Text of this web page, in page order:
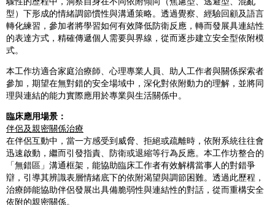
型）下形成的情緒調節慣性與溝通策略。透過覺察、經驗回顧及語言
轉化練習，參加者將學習如何有效降低防衛反應，轉而發展具連結性
的表達方式，精確傳遞個人需要與界線，從而逐步建立安全型依附模
式。
本工作坊適合家庭治療師、心理專業人員、助人工作者與關係探索者
參加，期望在無對錯的安全場域中，深化對依附動力的理解，並將同
理與連結的能力實際應用於專業與生活關係中。
臨床應用場景：
伴侶及親密關係治療
在伴侶互動中，當一方感受到威脅、拒絕或疏離時，依附系統往往會
迅速啟動，繼而引發指責、防衛或退縮等行為反應。本工作坊整合的
「無錯區」溝通框架，能協助臨床工作者有效解構當事人的對錯爭
辯，引導其辨識表層情緒底下的依附渴望與調節困難。透過此歷程，
治療師能協助伴侶發展出具備脆弱性與連結性的對話，從而重構安全
依附的親密關係。